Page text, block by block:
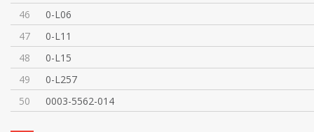
46
0-L06
47
0-L11
48
0-L15
49
0-L257
50
0003-5562-014